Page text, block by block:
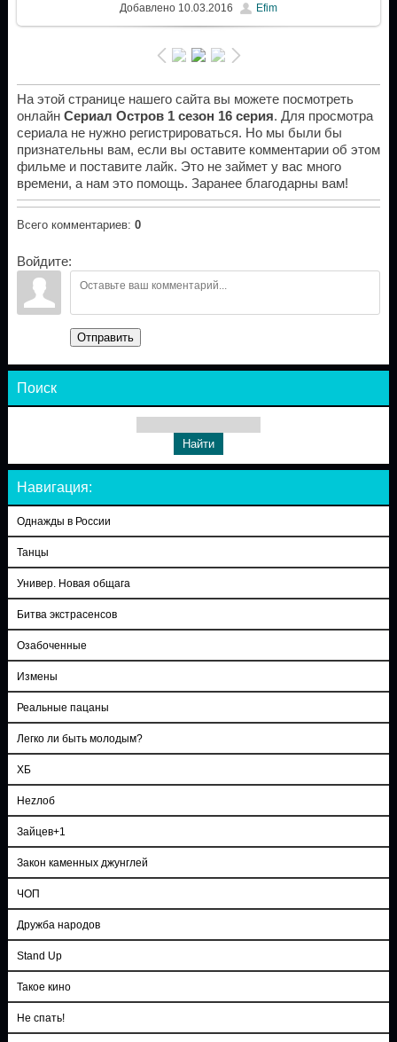
Добавлено10.03.2016 Efim
На этой странице нашего сайта вы можете посмотреть
онлайн Сериал Остров 1 сезон 16 серия. Для просмотра
сериала не нужно регистрироваться. Но мы были бы
признательны вам, если вы оставите комментарии об этом
фильме и поставите лайк. Это не займет у вас много
времени, а нам это помощь. Заранее благодарны вам!
Всего комментариев: 0
Войдите:
Отправить
Поиск
Навигация:
Однажды в России
Танцы
Универ. Новая общага
Битва экстрасенсов
Озабоченные
Измены
Реальные пацаны
Легко ли быть молодым?
ХБ
Неzлоб
Зайцев+1
Закон каменных джунглей
ЧОП
Дружба народов
Stand Up
Такое кино
Не спать!